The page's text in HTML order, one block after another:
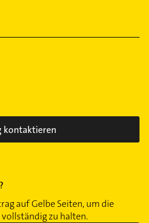
kontaktieren
auf Gelbe Seiten, um die
zu halten.